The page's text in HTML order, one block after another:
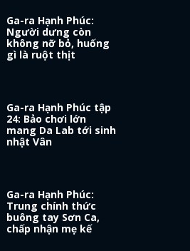
Ga-ra Hạnh Phúc:
Người dưng còn
không nỡ bỏ, huống
gì là ruột thịt
Ga-ra Hạnh Phúc tập
24: Bảo chơi lớn
mang Da Lab tới sinh
nhật Vân
Ga-ra Hạnh Phúc:
Trung chính thức
buông tay Sơn Ca,
chấp nhận mẹ kế